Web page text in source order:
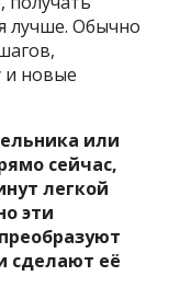
лучше. Обычно
и новые
или
сейчас,
легкой
эти
сделают её